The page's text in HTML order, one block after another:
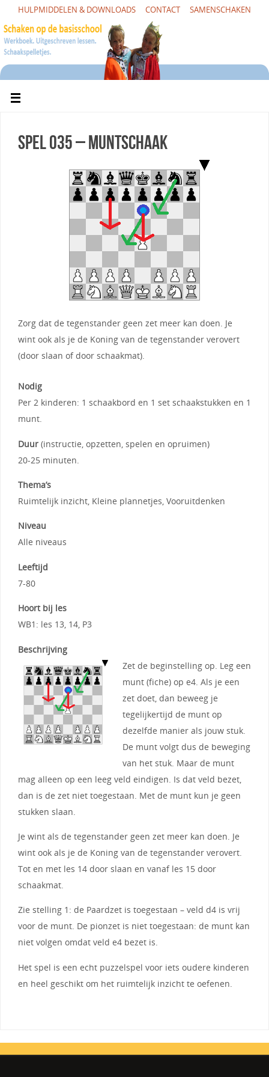
HULPMIDDELEN & DOWNLOADS CONTACT SAMENSCHAKEN
Spel 035 – Muntschaak
Zorg dat de tegenstander geen zet meer kan doen. Je
wint ook als je de Koning van de tegenstander verovert
(door slaan of door schaakmat).
Nodig
Per 2 kinderen: 1 schaakbord en 1 set schaakstukken en 1
munt.
Duur(instructie, opzetten, spelen en opruimen)
20-25 minuten.
Thema’s
Ruimtelijk inzicht, Kleine plannetjes, Vooruitdenken
Niveau
Alle niveaus
Leeftijd
7-80
Hoort bij les
WB1: les 13, 14, P3
Beschrijving
Zet de beginstelling op. Leg een
munt (fiche) op e4. Als je een
zet doet, dan beweeg je
tegelijkertijd de munt op
dezelfde manier als jouw stuk.
De munt volgt dus de beweging
van het stuk. Maar de munt
mag alleen op een leeg veld eindigen. Is dat veld bezet,
dan is de zet niet toegestaan. Met de munt kun je geen
stukken slaan.
Je wint als de tegenstander geen zet meer kan doen. Je
wint ook als je de Koning van de tegenstander verovert.
Tot en met les 14 door slaan en vanaf les 15 door
schaakmat.
Zie stelling 1: de Paardzet is toegestaan – veld d4 is vrij
voor de munt. De pionzet is niet toegestaan: de munt kan
niet volgen omdat veld e4 bezet is.
Het spel is een echt puzzelspel voor iets oudere kinderen
en heel geschikt om het ruimtelijk inzicht te oefenen.